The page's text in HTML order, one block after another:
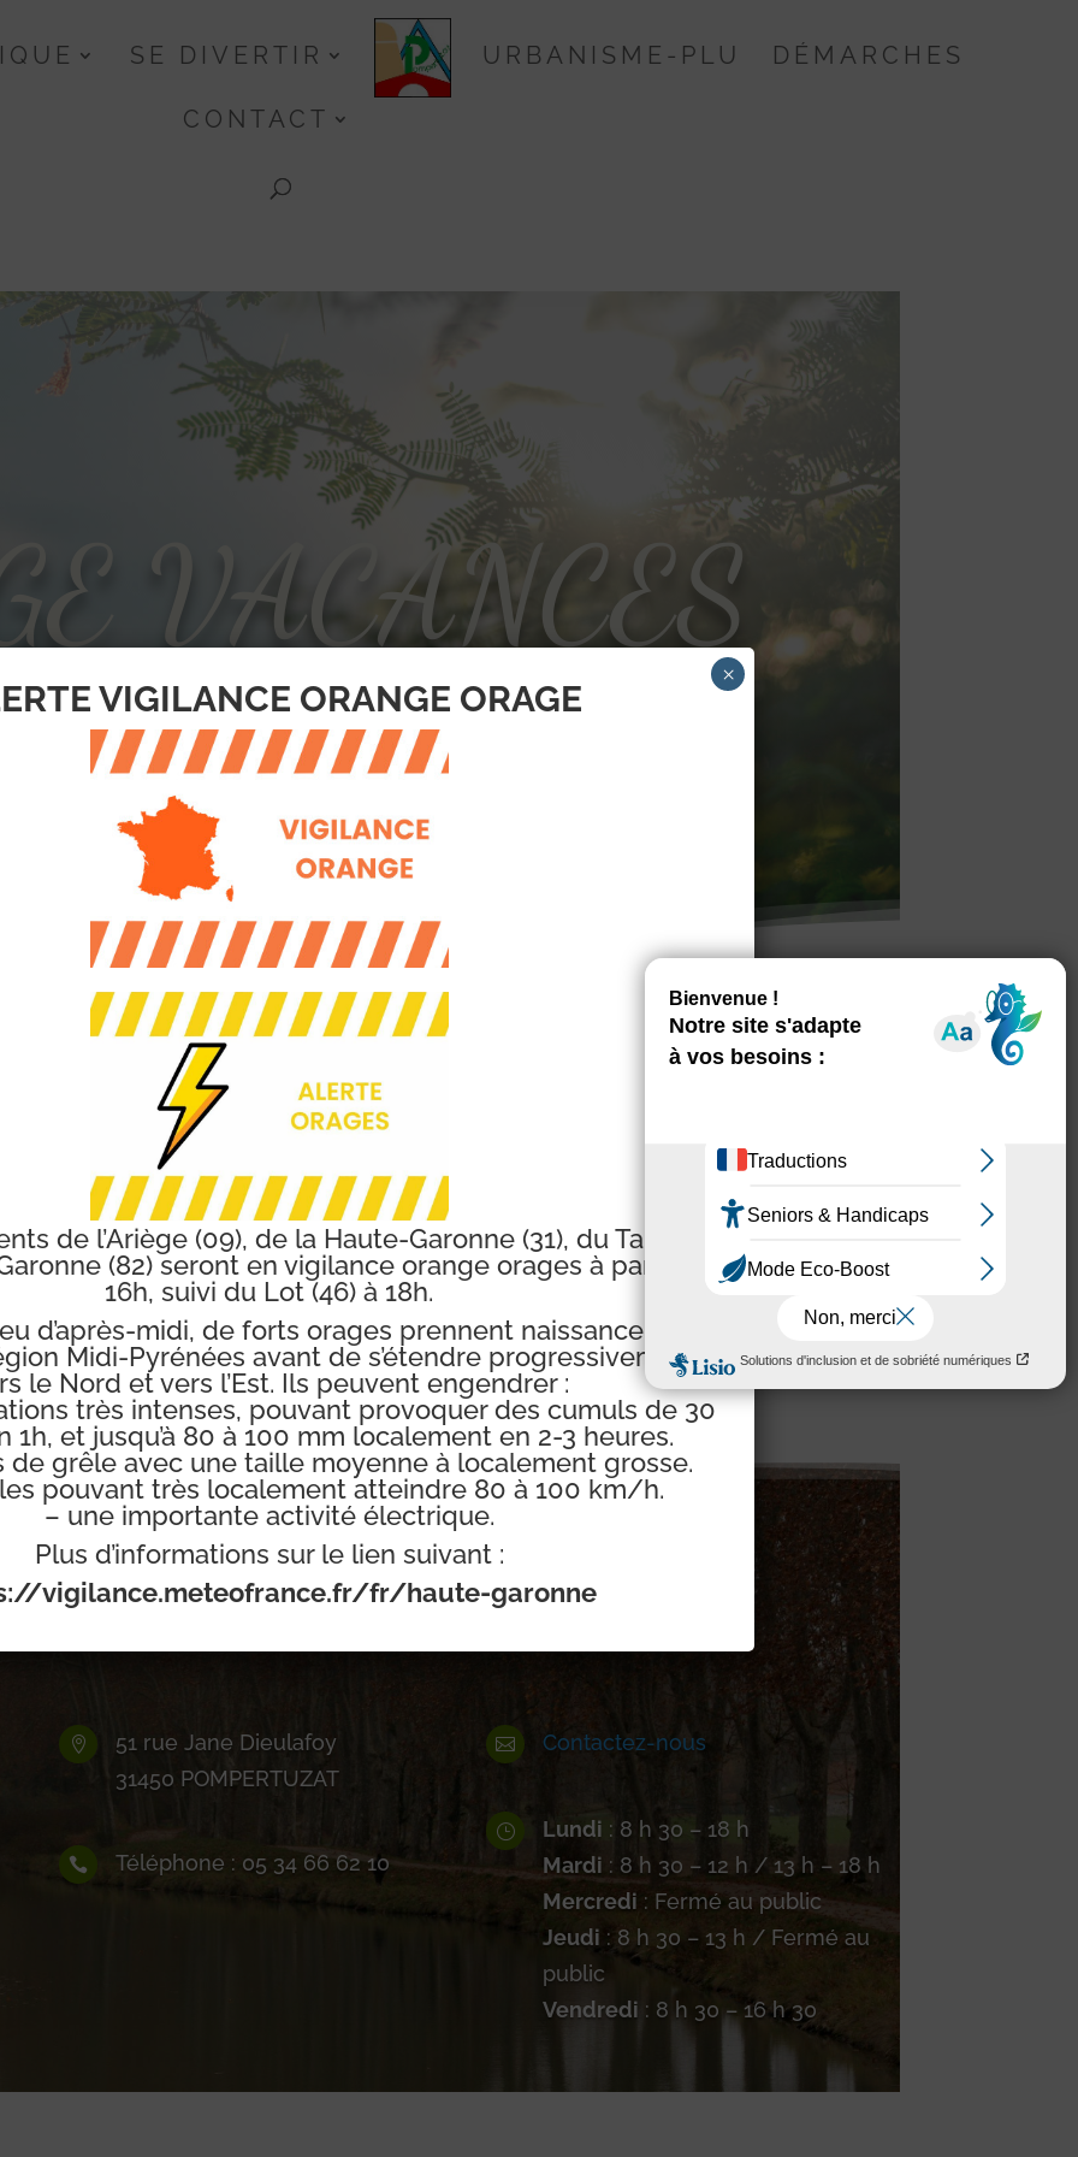
SE DIVERTIR URBANISME-PLU DÉMARCHES
CONTACT
VACANCES
FOOTBALL
sa rentrée !
à LABEGE
:
fc.com

51 rue Jane Dieulafoy
31450 POMPERTUZAT
 Téléphone : 05 34 66 62 10
 Contactez-nous
} Lundi : 8 h 30 – 18 h
Mardi : 8 h 30 – 12 h / 13 h – 18 h
Mercredi : Fermé au public
Jeudi : 8 h 30 – 13 h / Fermé au
public
Vendredi : 8 h 30 – 16 h 30
VIGILANCE ORANGE ORAGE
de l’Ariège (09), de la Haute-Garonne (31), du Tarn (81)
(82) seront en vigilance orange orages à partir de
16h, suivi du Lot (46) à 18h.
d’après-midi, de forts orages prennent naissance sur le
Midi-Pyrénées avant de s’étendre progressivement
le Nord et vers l’Est. Ils peuvent engendrer :
très intenses, pouvant provoquer des cumuls de 30
1h, et jusqu’à 80 à 100 mm localement en 2-3 heures.
de grêle avec une taille moyenne à localement grosse.
pouvant très localement atteindre 80 à 100 km/h.
– une importante activité électrique.
Plus d’informations sur le lien suivant :
vigilance.meteofrance.fr/fr/haute-garonne
×